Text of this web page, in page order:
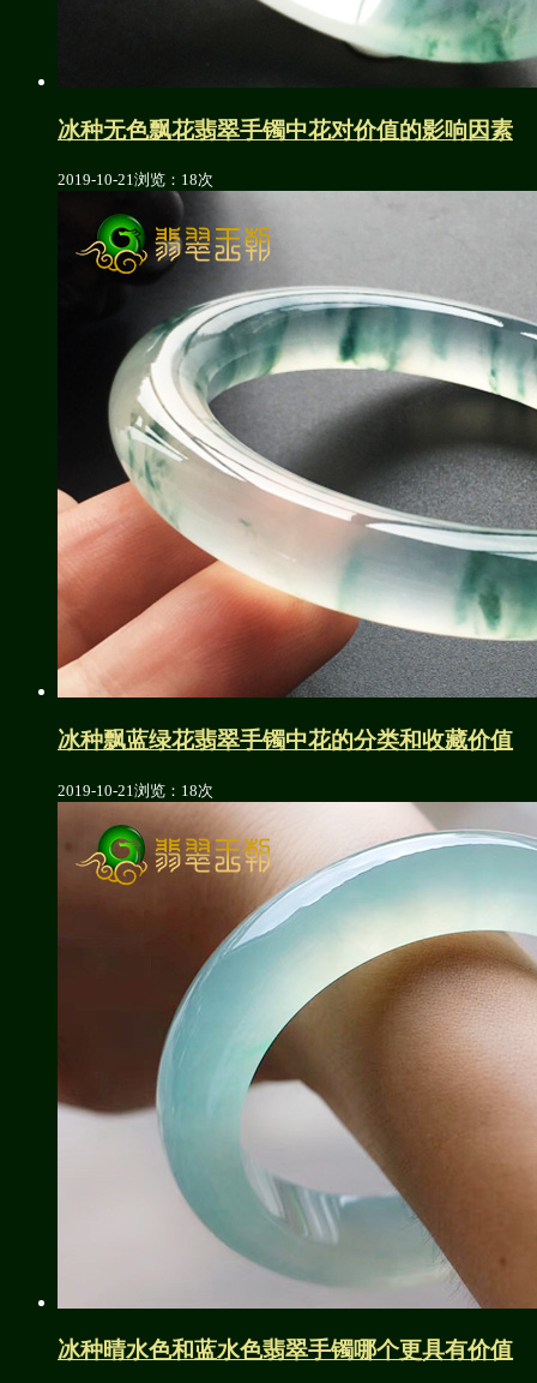
冰种无色飘花翡翠手镯中花对价值的影响因素
2019-10-21浏览：18次
冰种飘蓝绿花翡翠手镯中花的分类和收藏价值
2019-10-21 浏览：18次
冰种晴水色和蓝水色翡翠手镯哪个更具有价值